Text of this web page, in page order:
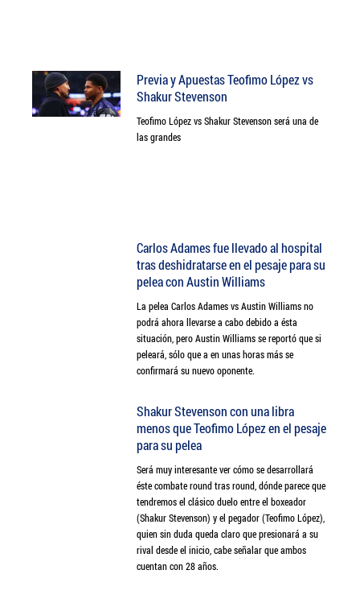
Previa y Apuestas Teofimo López vs
Shakur Stevenson
Teofimo López vs Shakur Stevenson será una de
las grandes
Carlos Adames fue llevado al hospital
tras deshidratarse en el pesaje para su
pelea con Austin Williams
La pelea Carlos Adames vs Austin Williams no
podrá ahora llevarse a cabo debido a ésta
situación, pero Austin Williams se reportó que si
peleará, sólo que a en unas horas más se
confirmará su nuevo oponente.
Shakur Stevenson con una libra
menos que Teofimo López en el pesaje
para su pelea
Será muy interesante ver cómo se desarrollará
éste combate round tras round, dónde parece que
tendremos el clásico duelo entre el boxeador
(Shakur Stevenson) y el pegador (Teofimo López),
quien sin duda queda claro que presionará a su
rival desde el inicio, cabe señalar que ambos
cuentan con 28 años.